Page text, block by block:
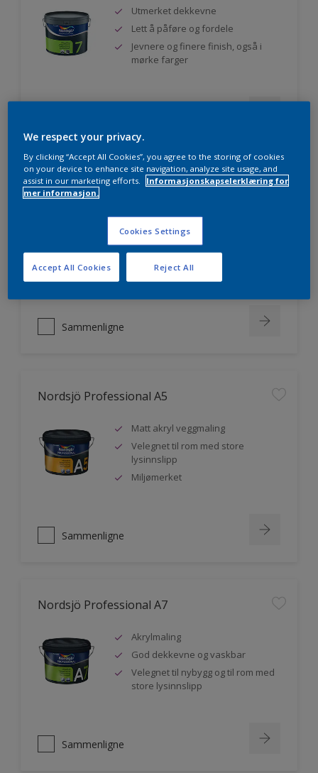
Utmerket dekkevne
Lett å påføre og fordele
Jevnere og finere finish, også i
mørke farger
Nordsjö Professional 20
Veggmaling med god dekkevne
Utviklet av og for profesjonelle
malere
Miljømerket
Sammenligne
Nordsjö Professional A5
Matt akryl veggmaling
Velegnet til rom med store
lysinnslipp
Miljømerket
Sammenligne
Nordsjö Professional A7
Akrylmaling
God dekkevne og vaskbar
Velegnet til nybygg og til rom med
store lysinnslipp
Sammenligne
We respect your privacy.
By clicking “Accept All Cookies”, you agree to the storing of cookies
on your device to enhance site navigation, analyze site usage, and
assist in our marketing efforts.
Informasjonskapselerklæring for
mer informasjon.
Cookies Settings
Reject All
Accept All Cookies